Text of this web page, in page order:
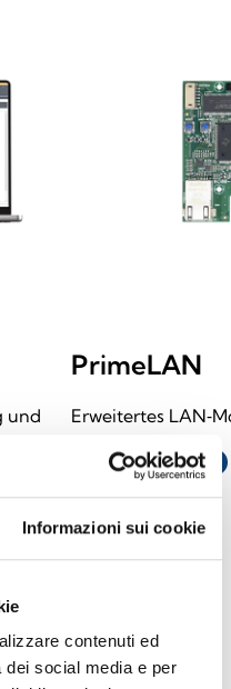
Informazioni sui cookie
contenuti ed
dei social media e per
und
PrimeLAN
Erweitertes
LINK ÖFFNEN
arrow_forward